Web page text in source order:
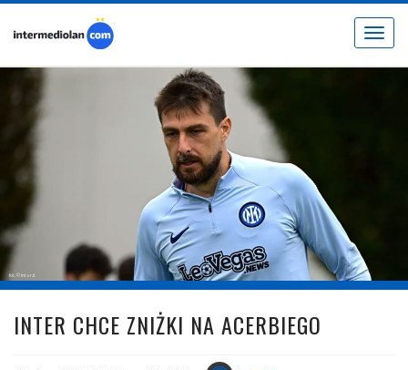
Toggle
fot. © inter.it
INTER CHCE ZNIŻKI NA ACERBIEGO